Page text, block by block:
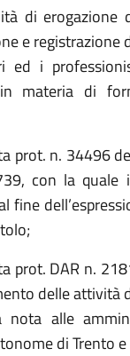
di
e registrazione
ed i
materia di
prot. n. 34496
con la
fine
prot. DAR n.
delle attività
nota alle
di Trento